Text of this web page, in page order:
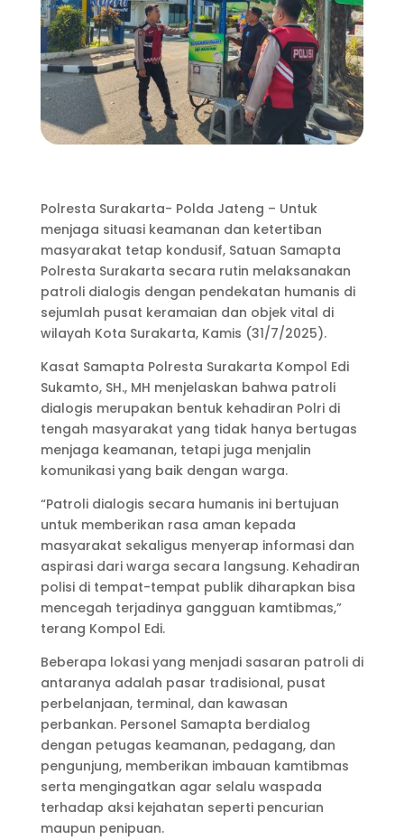
Polresta Surakarta- Polda Jateng – Untuk
menjaga situasi keamanan dan ketertiban
masyarakat tetap kondusif, Satuan Samapta
Polresta Surakarta secara rutin melaksanakan
patroli dialogis dengan pendekatan humanis di
sejumlah pusat keramaian dan objek vital di
wilayah Kota Surakarta, Kamis (31/7/2025).
Kasat Samapta Polresta Surakarta Kompol Edi
Sukamto, SH., MH menjelaskan bahwa patroli
dialogis merupakan bentuk kehadiran Polri di
tengah masyarakat yang tidak hanya bertugas
menjaga keamanan, tetapi juga menjalin
komunikasi yang baik dengan warga.
“Patroli dialogis secara humanis ini bertujuan
untuk memberikan rasa aman kepada
masyarakat sekaligus menyerap informasi dan
aspirasi dari warga secara langsung. Kehadiran
polisi di tempat-tempat publik diharapkan bisa
mencegah terjadinya gangguan kamtibmas,”
terang Kompol Edi.
Beberapa lokasi yang menjadi sasaran patroli di
antaranya adalah pasar tradisional, pusat
perbelanjaan, terminal, dan kawasan
perbankan. Personel Samapta berdialog
dengan petugas keamanan, pedagang, dan
pengunjung, memberikan imbauan kamtibmas
serta mengingatkan agar selalu waspada
terhadap aksi kejahatan seperti pencurian
maupun penipuan.